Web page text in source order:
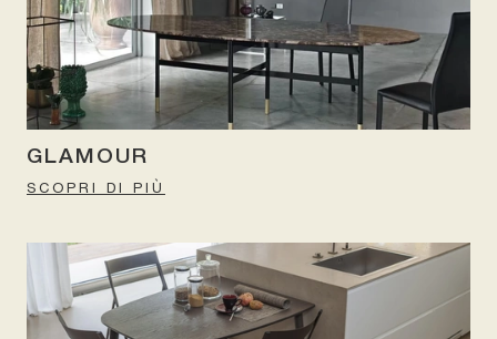
GLAMOUR
SCOPRI DI PIÙ